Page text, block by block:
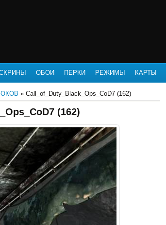
ОБОИ ПЕРКИ РЕЖИМЫ КАРТЫ
» Call_of_Duty_Black_Ops_CoD7 (162)
(162)